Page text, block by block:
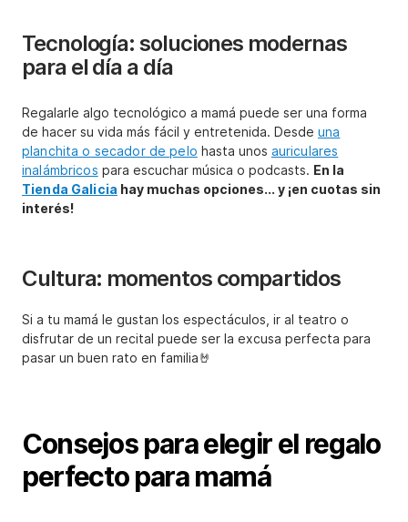
Tecnología: soluciones modernas
para el día a día
Regalarle algo tecnológico a mamá puede ser una forma
de hacer su vida más fácil y entretenida. Desde una
planchita o secador de pelo hasta unos auriculares
inalámbricos para escuchar música o podcasts. En la
Tienda Galicia hay muchas opciones... y ¡en cuotas sin
interés!
Cultura: momentos compartidos
Si a tu mamá le gustan los espectáculos, ir al teatro o
disfrutar de un recital puede ser la excusa perfecta para
pasar un buen rato en familia🤘
Consejos para elegir el regalo
perfecto para mamá